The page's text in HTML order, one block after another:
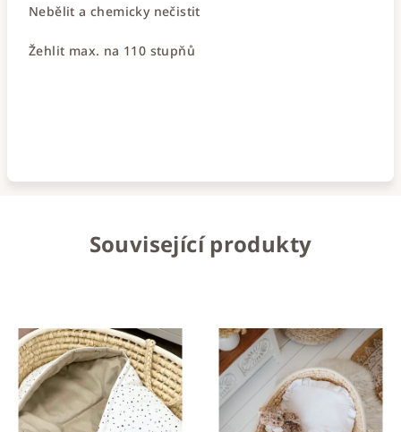
Nebělit a chemicky nečistit
Žehlit max. na 110 stupňů
Související produkty